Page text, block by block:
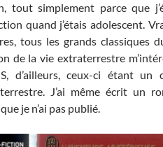
tout simplement parce que
quand j’étais adolescent.
tous les grands classiques
de la vie extraterrestre
d’ailleurs, ceux-ci étant un
J’ai même écrit un
je n’ai pas publié.